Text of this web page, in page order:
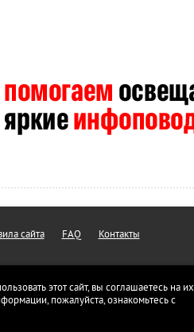
этот сайт, вы соглашаетесь на их
пожалуйста, ознакомьтесь с
сайта FAQ
Контакты